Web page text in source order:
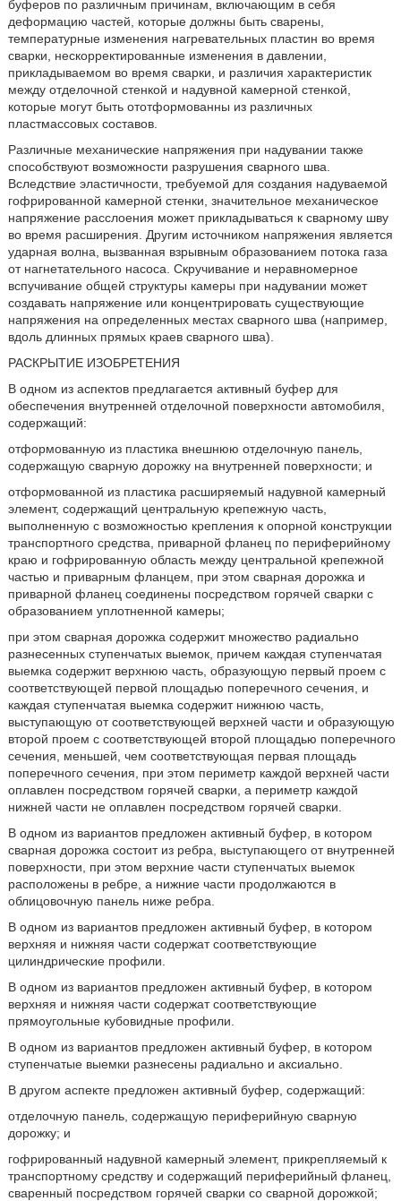
буферов по различным причинам, включающим в себя
деформацию частей, которые должны быть сварены,
температурные изменения нагревательных пластин во время
сварки, нескорректированные изменения в давлении,
прикладываемом во время сварки, и различия характеристик
между отделочной стенкой и надувной камерной стенкой,
которые могут быть ототформованны из различных
пластмассовых составов.
Различные механические напряжения при надувании также
способствуют возможности разрушения сварного шва.
Вследствие эластичности, требуемой для создания надуваемой
гофрированной камерной стенки, значительное механическое
напряжение расслоения может прикладываться к сварному шву
во время расширения. Другим источником напряжения является
ударная волна, вызванная взрывным образованием потока газа
от нагнетательного насоса. Скручивание и неравномерное
вспучивание общей структуры камеры при надувании может
создавать напряжение или концентрировать существующие
напряжения на определенных местах сварного шва (например,
вдоль длинных прямых краев сварного шва).
РАСКРЫТИЕ ИЗОБРЕТЕНИЯ
В одном из аспектов предлагается активный буфер для
обеспечения внутренней отделочной поверхности автомобиля,
содержащий:
отформованную из пластика внешнюю отделочную панель,
содержащую сварную дорожку на внутренней поверхности; и
отформованной из пластика расширяемый надувной камерный
элемент, содержащий центральную крепежную часть,
выполненную с возможностью крепления к опорной конструкции
транспортного средства, приварной фланец по периферийному
краю и гофрированную область между центральной крепежной
частью и приварным фланцем, при этом сварная дорожка и
приварной фланец соединены посредством горячей сварки с
образованием уплотненной камеры;
при этом сварная дорожка содержит множество радиально
разнесенных ступенчатых выемок, причем каждая ступенчатая
выемка содержит верхнюю часть, образующую первый проем с
соответствующей первой площадью поперечного сечения, и
каждая ступенчатая выемка содержит нижнюю часть,
выступающую от соответствующей верхней части и образующую
второй проем с соответствующей второй площадью поперечного
сечения, меньшей, чем соответствующая первая площадь
поперечного сечения, при этом периметр каждой верхней части
оплавлен посредством горячей сварки, а периметр каждой
нижней части не оплавлен посредством горячей сварки.
В одном из вариантов предложен активный буфер, в котором
сварная дорожка состоит из ребра, выступающего от внутренней
поверхности, при этом верхние части ступенчатых выемок
расположены в ребре, а нижние части продолжаются в
облицовочную панель ниже ребра.
В одном из вариантов предложен активный буфер, в котором
верхняя и нижняя части содержат соответствующие
цилиндрические профили.
В одном из вариантов предложен активный буфер, в котором
верхняя и нижняя части содержат соответствующие
прямоугольные кубовидные профили.
В одном из вариантов предложен активный буфер, в котором
ступенчатые выемки разнесены радиально и аксиально.
В другом аспекте предложен активный буфер, содержащий:
отделочную панель, содержащую периферийную сварную
дорожку; и
гофрированный надувной камерный элемент, прикрепляемый к
транспортному средству и содержащий периферийный фланец,
сваренный посредством горячей сварки со сварной дорожкой;